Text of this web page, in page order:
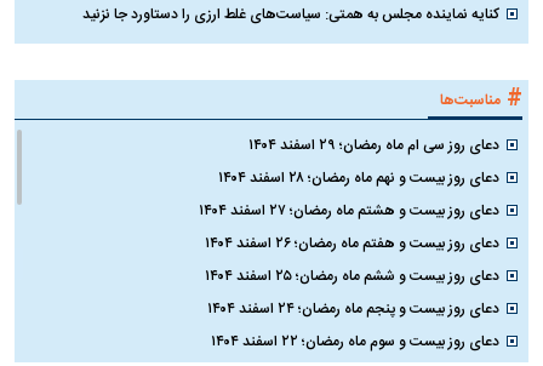
کنایه نماینده مجلس به همتی: سیاست‌های غلط ارزی را دستاورد جا نزنید
# مناسبت‌ها
دعای روز سی ام ماه رمضان؛ ۲۹ اسفند ۱۴۰۴
دعای روز بیست و نهم ماه رمضان؛ ۲۸ اسفند ۱۴۰۴
دعای روز بیست و هشتم ماه رمضان؛ ۲۷ اسفند ۱۴۰۴
دعای روز بیست و هفتم ماه رمضان؛ ۲۶ اسفند ۱۴۰۴
دعای روز بیست و ششم ماه رمضان؛ ۲۵ اسفند ۱۴۰۴
دعای روز بیست و پنجم ماه رمضان؛ ۲۴ اسفند ۱۴۰۴
دعای روز بیست و سوم ماه رمضان؛ ۲۲ اسفند ۱۴۰۴